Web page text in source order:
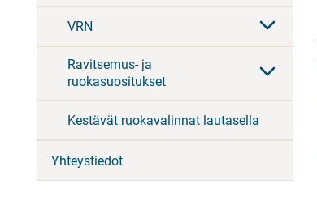
VRN
Ravitsemus- ja
ruokasuositukset
Kestävät ruokavalinnat lautasella
Yhteystiedot